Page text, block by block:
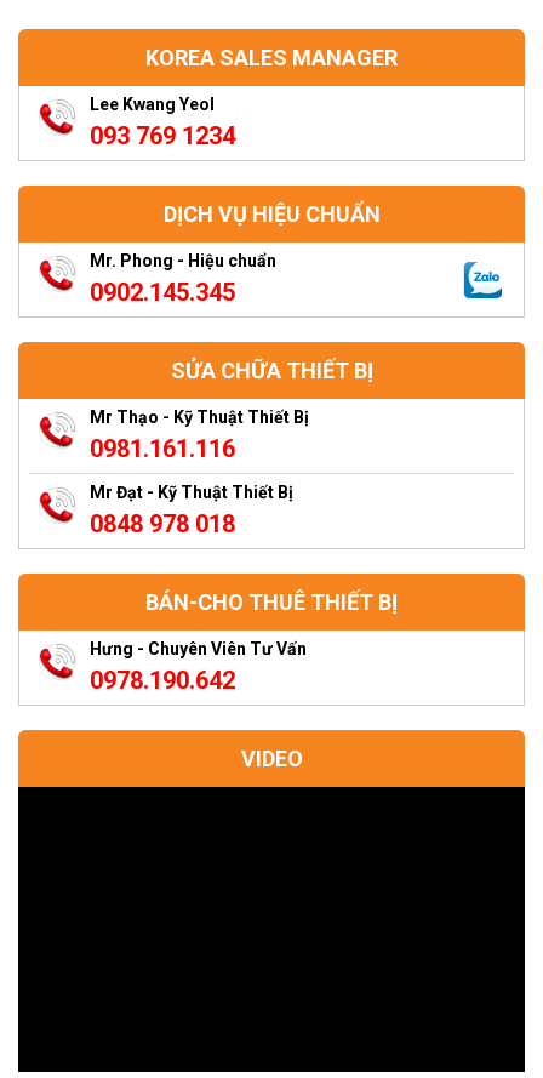
KOREA SALES MANAGER
Lee Kwang Yeol
093 769 1234
DỊCH VỤ HIỆU CHUẨN
Mr. Phong - Hiệu chuẩn
0902.145.345
SỬA CHỮA THIẾT BỊ
Mr Thạo - Kỹ Thuật Thiết Bị
0981.161.116
Mr Đạt - Kỹ Thuật Thiết Bị
0848 978 018
BÁN-CHO THUÊ THIẾT BỊ
Hưng - Chuyên Viên Tư Vấn
0978.190.642
VIDEO